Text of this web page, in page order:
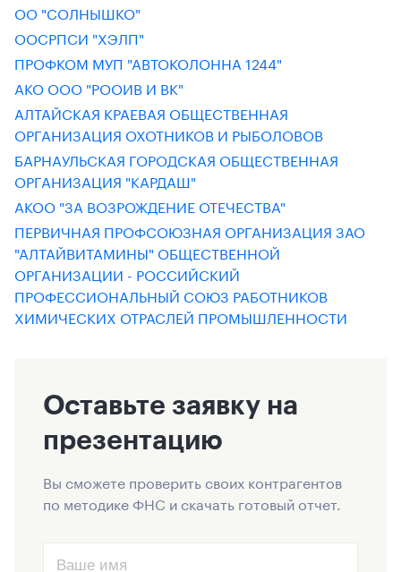
ОО "СОЛНЫШКО"
ООСРПСИ "ХЭЛП"
ПРОФКОМ МУП "АВТОКОЛОННА 1244"
АКО ООО "РООИВ И ВК"
АЛТАЙСКАЯ КРАЕВАЯ ОБЩЕСТВЕННАЯ
ОРГАНИЗАЦИЯ ОХОТНИКОВ И РЫБОЛОВОВ
БАРНАУЛЬСКАЯ ГОРОДСКАЯ ОБЩЕСТВЕННАЯ
ОРГАНИЗАЦИЯ "КАРДАШ"
АКОО "ЗА ВОЗРОЖДЕНИЕ ОТЕЧЕСТВА"
ПЕРВИЧНАЯ ПРОФСОЮЗНАЯ ОРГАНИЗАЦИЯ ЗАО
"АЛТАЙВИТАМИНЫ" ОБЩЕСТВЕННОЙ
ОРГАНИЗАЦИИ - РОССИЙСКИЙ
ПРОФЕССИОНАЛЬНЫЙ СОЮЗ РАБОТНИКОВ
ХИМИЧЕСКИХ ОТРАСЛЕЙ ПРОМЫШЛЕННОСТИ
Оставьте заявку на
презентацию
Вы сможете проверить своих контрагентов
по методике ФНС и скачать готовый отчет.